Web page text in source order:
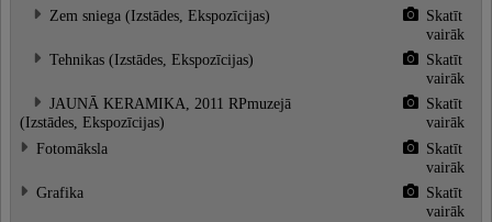
Zem sniega (Izstādes, Ekspozīcijas)
Skatīt
vairāk
Tehnikas (Izstādes, Ekspozīcijas)
Skatīt
vairāk
JAUNĀ KERAMIKA, 2011 RPmuzejā
(Izstādes, Ekspozīcijas)
Skatīt
vairāk
Fotomāksla
Skatīt
vairāk
Grafika
Skatīt
vairāk